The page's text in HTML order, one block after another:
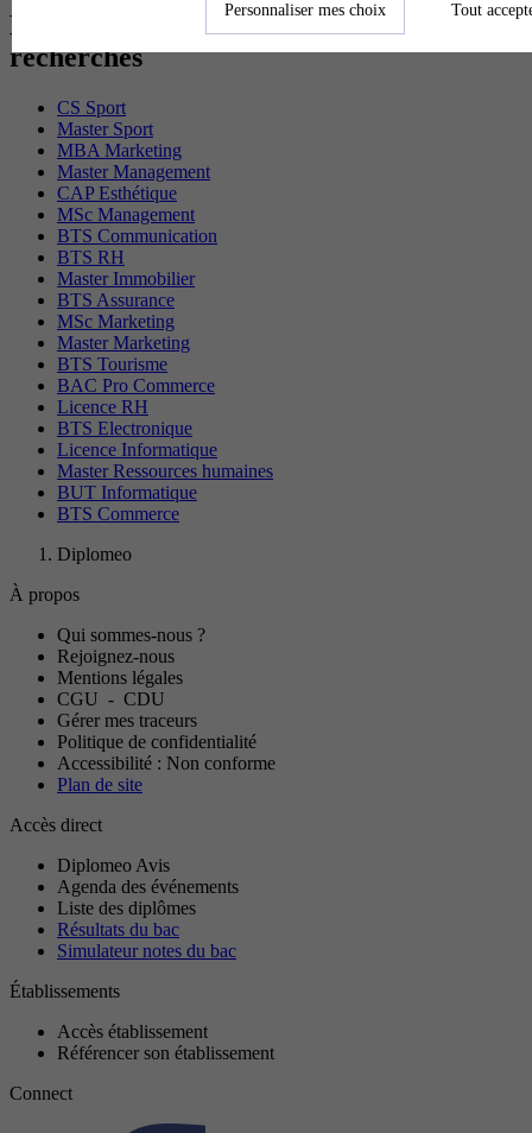
Les diplômes par filière les plus
recherchés
CS Sport
Master Sport
MBA Marketing
Master Management
CAP Esthétique
MSc Management
BTS Communication
BTS RH
Master Immobilier
BTS Assurance
MSc Marketing
Master Marketing
BTS Tourisme
BAC Pro Commerce
Licence RH
BTS Electronique
Licence Informatique
Master Ressources humaines
BUT Informatique
BTS Commerce
Diplomeo
À propos
Qui sommes-nous ?
Rejoignez-nous
Mentions légales
CGU - CDU
Gérer mes traceurs
Politique de confidentialité
Accessibilité : Non conforme
Plan de site
Accès direct
Diplomeo Avis
Agenda des événements
Liste des diplômes
Résultats du bac
Simulateur notes du bac
Établissements
Accès établissement
Référencer son établissement
Connect
Personnaliser mes choix Tout